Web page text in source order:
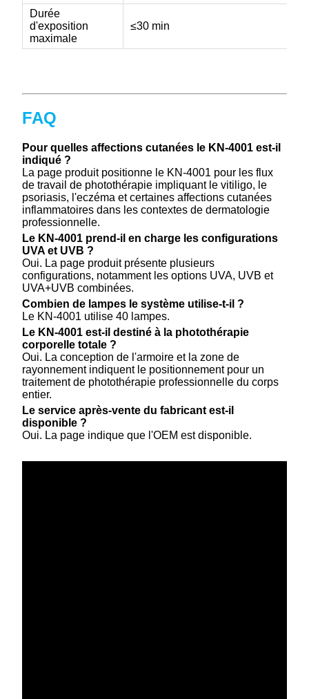
Durée
d'exposition
maximale
≤30 min
FAQ
Pour quelles affections cutanées le KN-4001 est-il
indiqué ?
La page produit positionne le KN-4001 pour les flux
de travail de photothérapie impliquant le vitiligo, le
psoriasis, l'eczéma et certaines affections cutanées
inflammatoires dans les contextes de dermatologie
professionnelle.
Le KN-4001 prend-il en charge les configurations
UVA et UVB ?
Oui. La page produit présente plusieurs
configurations, notamment les options UVA, UVB et
UVA+UVB combinées.
Combien de lampes le système utilise-t-il ?
Le KN-4001 utilise 40 lampes.
Le KN-4001 est-il destiné à la photothérapie
corporelle totale ?
Oui. La conception de l'armoire et la zone de
rayonnement indiquent le positionnement pour un
traitement de photothérapie professionnelle du corps
entier.
Le service après-vente du fabricant est-il
disponible ?
Oui. La page indique que l'OEM est disponible.